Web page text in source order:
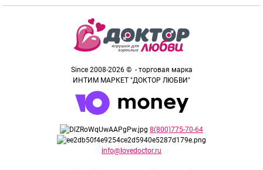
Since 2008-2026 © - торговая марка
ИНТИМ МАРКЕТ "ДОКТОР ЛЮБВИ"
8(800)775-70-64
info@lovedoctor.ru